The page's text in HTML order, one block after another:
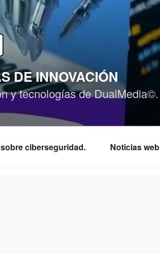
DE INNOVACIÓN
y tecnologías de DualMedia©.
ciberseguridad. Noticias web